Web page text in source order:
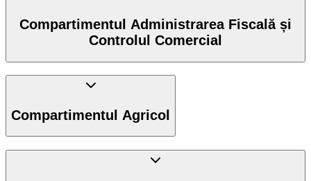
Compartimentul Administrarea Fiscală și
Controlul Comercial
Compartimentul Agricol